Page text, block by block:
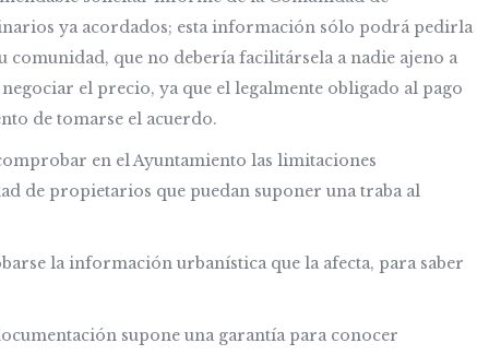
ya acordados; esta información sólo podrá pedirla
que no debería facilitársela a nadie ajeno a
el precio, ya que el legalmente obligado al pago
de tomarse el acuerdo.
en el Ayuntamiento las limitaciones
de propietarios que puedan suponer una traba al
la información urbanística que la afecta, para saber
supone una garantía para conocer